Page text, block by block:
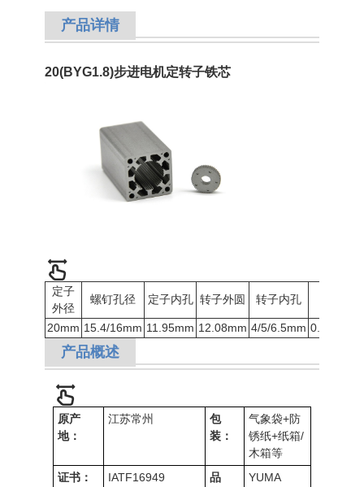
产品详情
20(BYG1.8)步进电机定转子铁芯
定子
外径
螺钉孔径 定子内孔 转子外圆 转子内孔
20mm 15.4/16mm 11.95mm 12.08mm 4/5/6.5mm 0.35mm
产品概述
原产
地：
江苏常州
包
装：
气象袋+防
锈纸+纸箱/
木箱等
证书：
IATF16949
品
YUMA